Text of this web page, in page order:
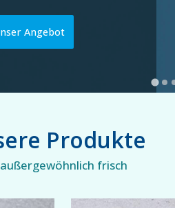
Angebot
Produkte
frisch